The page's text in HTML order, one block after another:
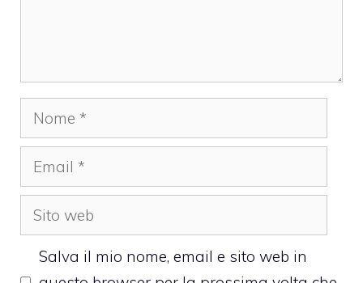
Nome
Email
Sito
web
Salva il mio nome, email e sito web in